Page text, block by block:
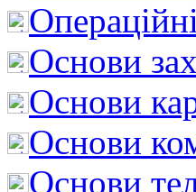
Основи
Основи
Основи
Основи